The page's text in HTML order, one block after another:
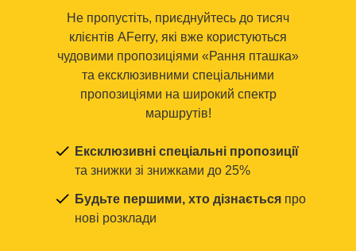
Не пропустіть, приєднуйтесь до тисяч
клієнтів AFerry, які вже користуються
чудовими пропозиціями «Рання пташка»
та ексклюзивними спеціальними
пропозиціями на широкий спектр
маршрутів!
Ексклюзивні спеціальні пропозиції
та знижки зі знижками до 25%
Будьте першими, хто дізнається про
нові розклади